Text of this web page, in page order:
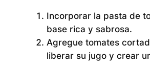
Incorporar la pasta de
base rica y sabrosa.
Agregue tomates
liberar su jugo y crear